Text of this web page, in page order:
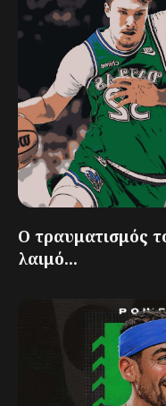
Ο τραυματισμός
λαιμό...